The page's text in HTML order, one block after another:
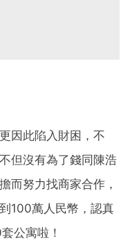
因此陷入財困，不
但沒有為了錢同陳浩
而努力找商家合作，
100萬人民幣，認真
公寓啦！